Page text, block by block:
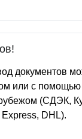
документов
или с
(СДЭК,
DHL).